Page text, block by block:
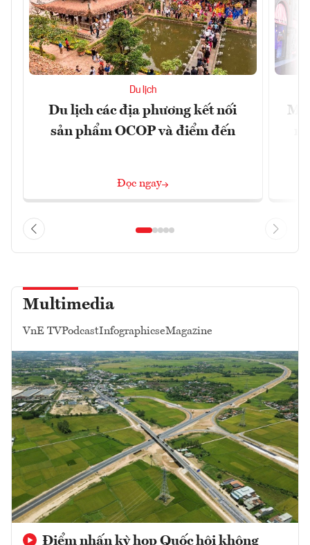
Du lịch
Du lịch các địa phương kết nối
sản phẩm OCOP và điểm đến
Đọc ngay
Multimedia
VnE TVPodcastInfographicseMagazine
Điểm nhấn kỳ họp Quốc hội không